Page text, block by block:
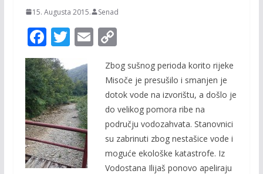
15. Augusta 2015. Senad
F
ac
e
b
o
o
k
T
itt
er
E
m
ai
C
p
y
Li
n
k
Zbog sušnog perioda korito rijeke
Misoče je presušilo i smanjen je
dotok vode na izvorištu, a došlo je
do velikog pomora ribe na
području vodozahvata. Stanovnici
su zabrinuti zbog nestašice vode i
moguće ekološke katastrofe. Iz
Vodostana Ilijaš ponovo apeliraju